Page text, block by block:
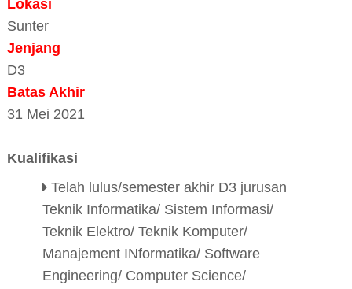
Lokasi
Sunter
Jenjang
D3
Batas Akhir
31 Mei 2021
Kualifikasi
Telah lulus/semester akhir D3 jurusan
Teknik Informatika/ Sistem Informasi/
Teknik Elektro/ Teknik Komputer/
Manajement INformatika/ Software
Engineering/ Computer Science/